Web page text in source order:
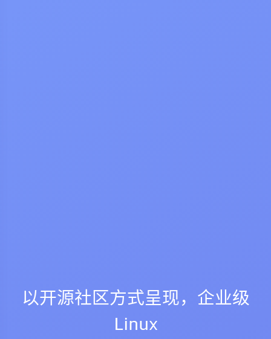
以开源社区方式呈现，企业级
Linux